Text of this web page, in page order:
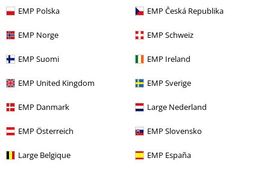
EMP Polska EMP Česká Republika
EMP Norge EMP Schweiz
EMP Suomi EMP Ireland
EMP United Kingdom EMP Sverige
EMP Danmark Large Nederland
EMP Österreich EMP Slovensko
Large Belgique EMP España
Bikini-Set Premium by EMP Badeanzug